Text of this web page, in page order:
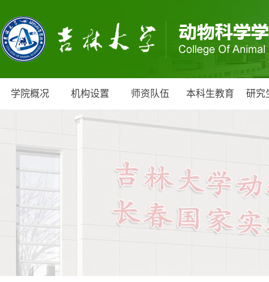
学院概况 机构设置 师资队伍 本科生教育 研究